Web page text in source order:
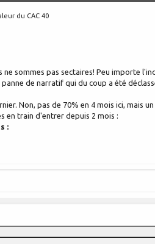
du CAC 40
ne sommes pas sectaires! Peu importe
de narratif qui du coup a été
Non, pas de 70% en 4 mois ici, mais
en train d'entrer depuis 2 mois :
: